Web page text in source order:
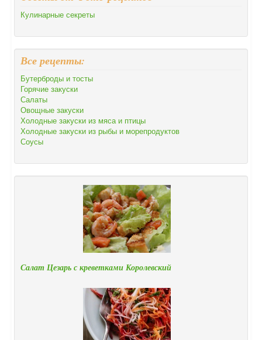
Кулинарные секреты
Все рецепты:
Бутерброды и тосты
Горячие закуски
Салаты
Овощные закуски
Холодные закуски из мяса и птицы
Холодные закуски из рыбы и морепродуктов
Соусы
Салат Цезарь с креветками Королевский